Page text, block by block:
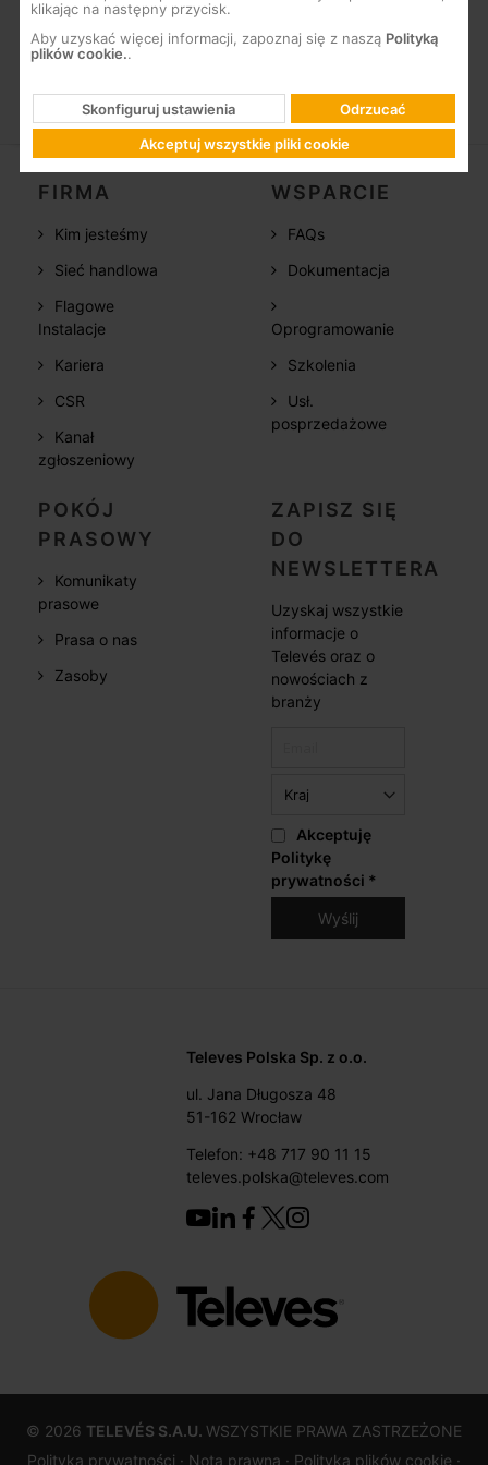
Kolor szary (RAL 7035)
FIRMA
Kim jesteśmy
Sieć handlowa
Flagowe
Instalacje
Kariera
CSR
Kanał
zgłoszeniowy
WSPARCIE
FAQs
Dokumentacja
Oprogramowanie
Szkolenia
Usł.
posprzedażowe
POKÓJ
PRASOWY
Komunikaty
prasowe
Prasa o nas
Zasoby
ZAPISZ SIĘ
DO
NEWSLETTERA
Uzyskaj wszystkie
informacje o
Televés oraz o
nowościach z
branży
Akceptuję
Politykę
prywatności *
Televes Polska Sp. z o.o.
ul. Jana Długosza 48
51-162 Wrocław
Telefon: +48 717 90 11 15
televes.polska@televes.com
© 2026 TELEVÉS S.A.U. WSZYSTKIE PRAWA ZASTRZEŻONE
Polityka prywatności · Nota prawna · Polityką plików cookie ·
klikając na następny przycisk.
Aby uzyskać więcej informacji, zapoznaj się z naszą Polityką
plików cookie..
Skonfiguruj ustawienia
Odrzucać
Akceptuj wszystkie pliki cookie